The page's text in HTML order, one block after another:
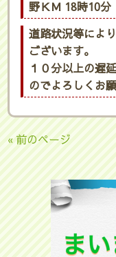
野ＫＭ 18時10分
道路状況等によ
ございます。
１０分以上の遅
のでよろしくお
« 前のページ